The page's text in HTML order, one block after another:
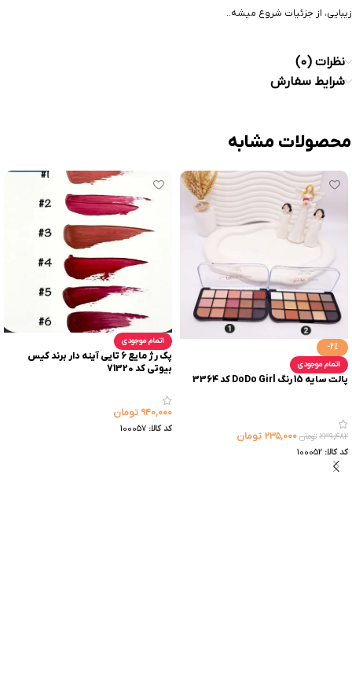
زیبایی، از جزئیات شروع میشه..
نظرات (0)
شرایط سفارش
محصولات مشابه
-2%
اتمام موجودی
پالت سایه 15 رنگ DoDo Girl کد 3364
۲۳۹,۴۸۲ تومان ۲۳۵,۰۰۰ تومان
کد کالا: 100052
اتمام موجودی
پک رژ مایع 6 تایی آینه دار برند کیس
بیوتی کد 71320
۹۴۰,۰۰۰ تومان
کد کالا: 100057